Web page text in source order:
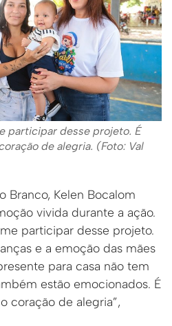
participar desse projeto. É
de alegria. (Foto: Val
Branco, Kelen Bocalom
vivida durante a ação.
participar desse projeto.
e a emoção das mães
para casa não tem
estão emocionados. É
coração de alegria”,